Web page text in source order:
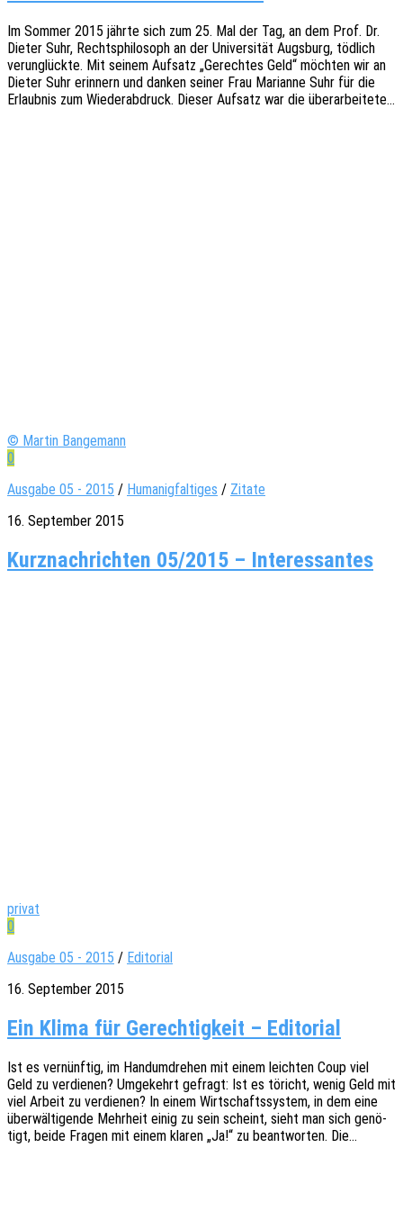
Im Sommer 2015 jährte sich zum 25. Mal der Tag, an dem Prof. Dr.
Dieter Suhr, Rechts­phi­lo­soph an der Univer­si­tät Augs­burg, tödlich
verun­glück­te. Mit seinem Aufsatz „Gerech­tes Geld“ möch­ten wir an
Dieter Suhr erin­nern und danken seiner Frau Mari­an­ne Suhr für die
Erlaub­nis zum Wieder­ab­druck. Dieser Aufsatz war die überarbeitete…
© Martin Bangemann
0
Ausgabe 05 - 2015 / Humanigfaltiges / Zitate
16. September 2015
Kurznachrichten 05/2015 – Interessantes
privat
0
Ausgabe 05 - 2015 / Editorial
16. September 2015
Ein Klima für Gerechtigkeit – Editorial
Ist es vernünf­tig, im Hand­um­dre­hen mit einem leich­ten Coup viel
Geld zu verdie­nen? Umge­kehrt gefragt: Ist es töricht, wenig Geld mit
viel Arbeit zu verdie­nen? In einem Wirt­schafts­sys­tem, in dem eine
über­wäl­ti­gen­de Mehr­heit einig zu sein scheint, sieht man sich genö­
tigt, beide Fragen mit einem klaren „Ja!“ zu beant­wor­ten. Die…